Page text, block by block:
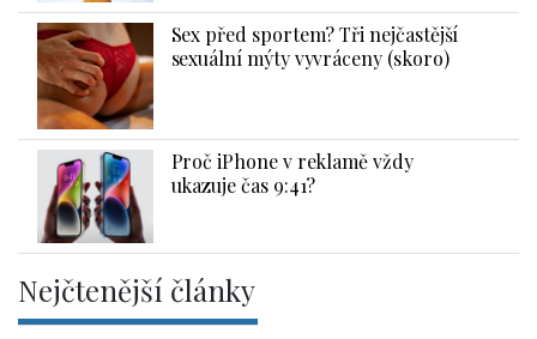
Sex před sportem? Tři nejčastější
sexuální mýty vyvráceny (skoro)
Proč iPhone v reklamě vždy
ukazuje čas 9:41?
Nejčtenější články